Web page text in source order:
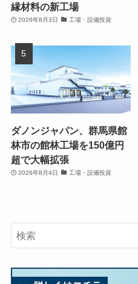
縁材料の新工場
2026年8月3日 工場・設備投資
ダノンジャパン、群馬県館
林市の館林工場を150億円
超で大幅拡張
2026年8月4日 工場・設備投資